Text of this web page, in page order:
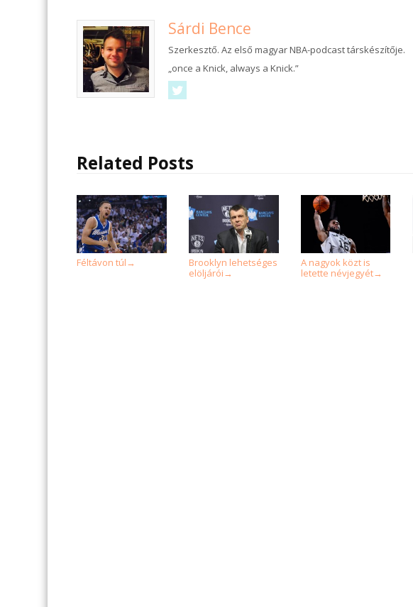
Sárdi Bence
Szerkesztő. Az első magyar NBA-podcast társkészítője.
„once a Knick, always a Knick.”
Related Posts
Féltávon túl →
Brooklyn lehetséges
elöljárói →
A nagyok közt is
letette névjegyét→